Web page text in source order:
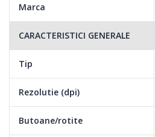
Marca
CARACTERISTICI GENERALE
Tip
Rezolutie (dpi)
Butoane/rotite